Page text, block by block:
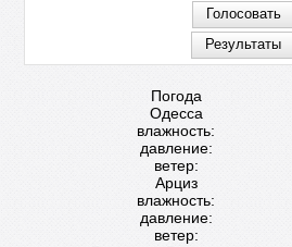
Погода
Одесса
влажность:
давление:
ветер:
Арциз
влажность:
давление:
ветер: